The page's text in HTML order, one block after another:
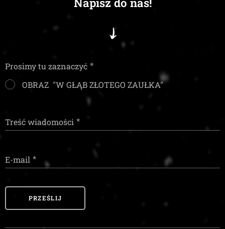
Prosimy tu zaznaczyć
OBRAZ "W GŁĄB ZŁOTEGO ZAUŁKA"
Treść wiadomości
E-mail
PRZEŚLIJ